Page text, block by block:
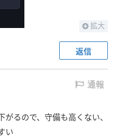
拡大
返信
通報
るので、守備も高くない、
い